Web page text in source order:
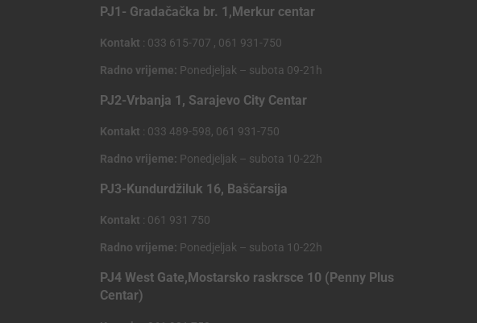
PJ1- Gradačačka br. 1,Merkur centar
Kontakt : 033 615-707 , 061 931-750
Radno vrijeme: Ponedjeljak – subota 09-21h
PJ2-Vrbanja 1, Sarajevo City Centar
Kontakt : 033 489-598, 061 931-750
Radno vrijeme: Ponedjeljak – subota 10-22h
PJ3-Kundurdžiluk 16, Baščarsija
Kontakt : 061 931 750
Radno vrijeme: Ponedjeljak – subota 10-22h
PJ4 West Gate,Mostarsko raskrsce 10 (Penny Plus
Centar)